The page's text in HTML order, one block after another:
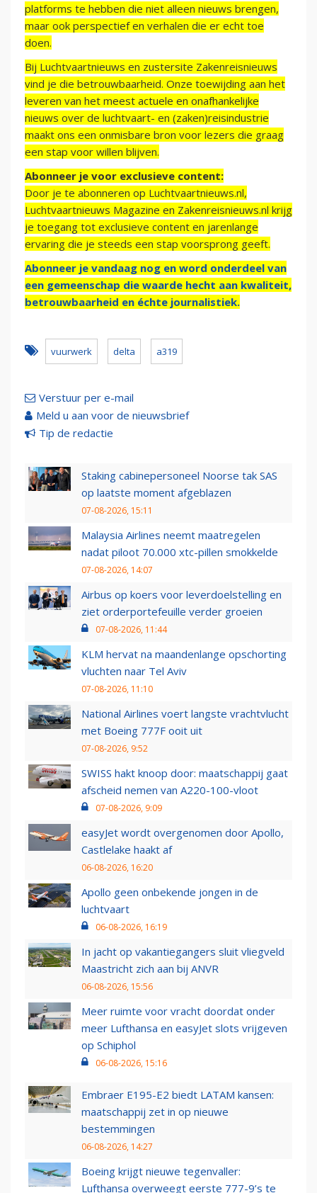
platforms te hebben die niet alleen nieuws brengen,
maar ook perspectief en verhalen die er echt toe
doen.
Bij Luchtvaartnieuws en zustersite Zakenreisnieuws
vind je die betrouwbaarheid. Onze toewijding aan het
leveren van het meest actuele en onafhankelijke
nieuws over de luchtvaart- en (zaken)reisindustrie
maakt ons een onmisbare bron voor lezers die graag
een stap voor willen blijven.
Abonneer je voor exclusieve content:
Door je te abonneren op Luchtvaartnieuws.nl,
Luchtvaartnieuws Magazine en Zakenreisnieuws.nl krijg
je toegang tot exclusieve content en jarenlange
ervaring die je steeds een stap voorsprong geeft.
Abonneer je vandaag nog en word onderdeel van
een gemeenschap die waarde hecht aan kwaliteit,
betrouwbaarheid en échte journalistiek.
vuurwerk delta a319
Verstuur per e-mail
Meld u aan voor de nieuwsbrief
Tip de redactie
Staking cabinepersoneel Noorse tak SAS
op laatste moment afgeblazen
07-08-2026, 15:11
Malaysia Airlines neemt maatregelen
nadat piloot 70.000 xtc-pillen smokkelde
07-08-2026, 14:07
Airbus op koers voor leverdoelstelling en
ziet orderportefeuille verder groeien
07-08-2026, 11:44
KLM hervat na maandenlange opschorting
vluchten naar Tel Aviv
07-08-2026, 11:10
National Airlines voert langste vrachtvlucht
met Boeing 777F ooit uit
07-08-2026, 9:52
SWISS hakt knoop door: maatschappij gaat
afscheid nemen van A220-100-vloot
07-08-2026, 9:09
easyJet wordt overgenomen door Apollo,
Castlelake haakt af
06-08-2026, 16:20
Apollo geen onbekende jongen in de
luchtvaart
06-08-2026, 16:19
In jacht op vakantiegangers sluit vliegveld
Maastricht zich aan bij ANVR
06-08-2026, 15:56
Meer ruimte voor vracht doordat onder
meer Lufthansa en easyJet slots vrijgeven
op Schiphol
06-08-2026, 15:16
Embraer E195-E2 biedt LATAM kansen:
maatschappij zet in op nieuwe
bestemmingen
06-08-2026, 14:27
Boeing krijgt nieuwe tegenvaller:
Lufthansa overweegt eerste 777-9’s te